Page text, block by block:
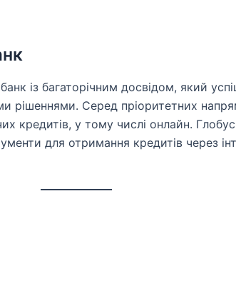
із багаторічним досвідом, який
рішеннями. Серед пріоритетних
кредитів, у тому числі онлайн.
для отримання кредитів через